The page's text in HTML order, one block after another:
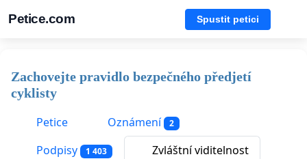
Petice.com Spustit petici
Zachovejte pravidlo bezpečného předjetí
cyklisty
Petice
Oznámení 2
Podpisy 1 403 Zvláštní viditelnost